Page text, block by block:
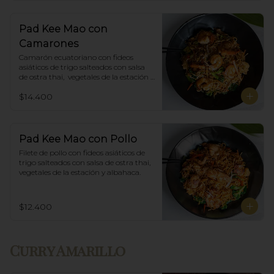
Pad Kee Mao con
Camarones
Camarón ecuatoriano con fideos
asiáticos de trigo salteados con salsa
de ostra thai,  vegetales de la estación y
$14.400
Pad Kee Mao con Pollo
Filete de pollo con fideos asiáticos de
trigo salteados con salsa de ostra thai,
vegetales de la estación y albahaca.
$12.400
Curry Amarillo